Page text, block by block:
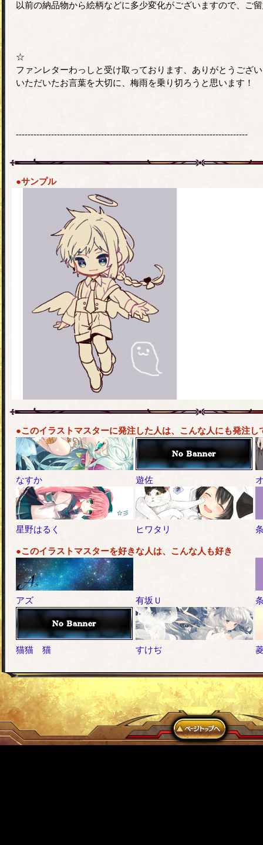
以前の納品物から絵柄などに多少変化がございますので、ご
☆
ファンレターわっしと受け取っております、ありがとうござ
いただいたお言葉を大切に、梅雨を乗り切ろうと思います！
-------------------------------------------------------------------------------
●サンプル
●このイラストマスターに発注した人は、こんな人にも発注し
なすか 遊佐
星野はるく ヒワタリ
●このイラストマスターを好きな人は、こんな人も好き
アズ 有坂Ｕ
猫猫 猫 すけぢ